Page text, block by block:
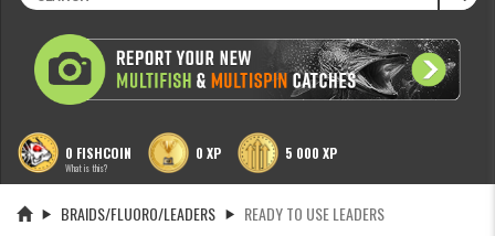
0 FISHCOIN
What is this?
0 XP 5 000 XP
BRAIDS/FLUORO/LEADERS READY TO USE LEADERS